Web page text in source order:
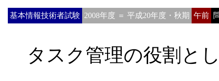
基本情報技術者試験 2008年度 ＝ 平成20年度・秋期 午前
タスク管理の役割と